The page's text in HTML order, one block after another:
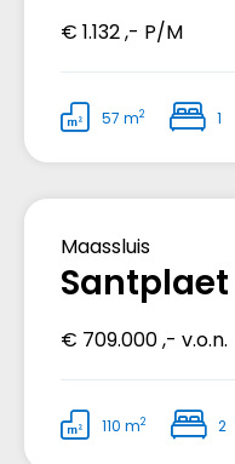
€ 1.132 ,- P/M
57 m2 1
Verkocht
Maassluis
€ 709.000 ,- v.o.n.
110 m2 2